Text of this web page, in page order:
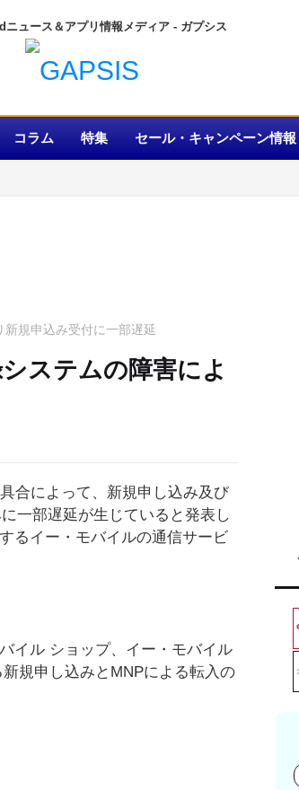
ュース＆アプリ情報メディア
コラム 特集 セール・キャンペーン情報
規申込み受付に一部遅延
ステムの障害によ
合によって、新規申し込み及び
一部遅延が生じていると発表し
るイー・モバイルの通信サービ
イル ショップ、イー・モバイル
規申し込みとMNPによる転入の